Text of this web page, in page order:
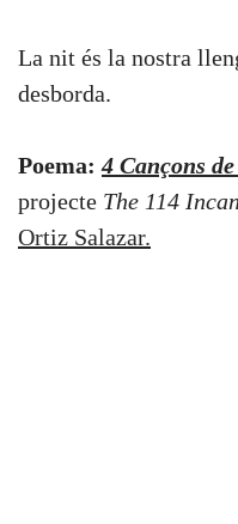
La nit és la nostra
desborda.
Poema:4 Cançons
projecte The 114
Ortiz Salazar.